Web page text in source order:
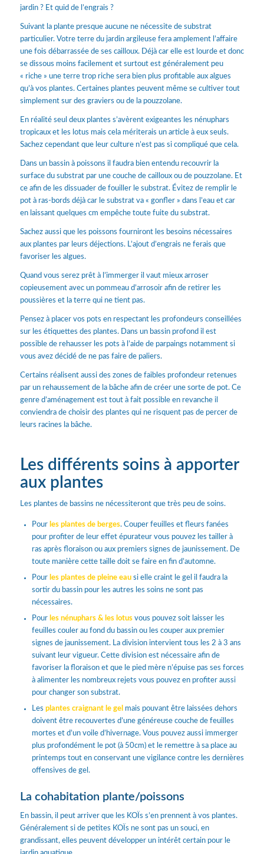
jardin ? Et quid de l’engrais ?
Suivant la plante presque aucune ne nécessite de substrat
particulier. Votre terre du jardin argileuse fera amplement l’affaire
une fois débarrassée de ses cailloux. Déjà car elle est lourde et donc
se dissous moins facilement et surtout est généralement peu
« riche » une terre trop riche sera bien plus profitable aux algues
qu’à vos plantes. Certaines plantes peuvent même se cultiver tout
simplement sur des graviers ou de la pouzzolane.
En réalité seul deux plantes s’avèrent exigeantes les nénuphars
tropicaux et les lotus mais cela mériterais un article à eux seuls.
Sachez cependant que leur culture n’est pas si compliqué que cela.
Dans un bassin à poissons il faudra bien entendu recouvrir la
surface du substrat par une couche de cailloux ou de pouzzolane. Et
ce afin de les dissuader de fouiller le substrat. Évitez de remplir le
pot à ras-bords déjà car le substrat va « gonfler » dans l’eau et car
en laissant quelques cm empêche toute fuite du substrat.
Sachez aussi que les poissons fourniront les besoins nécessaires
aux plantes par leurs déjections. L’ajout d’engrais ne ferais que
favoriser les algues.
Quand vous serez prêt à l’immerger il vaut mieux arroser
copieusement avec un pommeau d’arrosoir afin de retirer les
poussières et la terre qui ne tient pas.
Pensez à placer vos pots en respectant les profondeurs conseillées
sur les étiquettes des plantes. Dans un bassin profond il est
possible de rehausser les pots à l’aide de parpaings notamment si
vous avez décidé de ne pas faire de paliers.
Certains réalisent aussi des zones de faibles profondeur retenues
par un rehaussement de la bâche afin de créer une sorte de pot. Ce
genre d’aménagement est tout à fait possible en revanche il
conviendra de choisir des plantes qui ne risquent pas de percer de
leurs racines la bâche.
Les différents soins à apporter
aux plantes
Les plantes de bassins ne nécessiteront que très peu de soins.
Pour les plantes de berges. Couper feuilles et fleurs fanées
pour profiter de leur effet épurateur vous pouvez les tailler à
ras après floraison ou aux premiers signes de jaunissement. De
toute manière cette taille doit se faire en fin d’automne.
Pour les plantes de pleine eausi elle craint le gel il faudra la
sortir du bassin pour les autres les soins ne sont pas
nécessaires.
Pour les nénuphars & les lotusvous pouvez soit laisser les
feuilles couler au fond du bassin ou les couper aux premier
signes de jaunissement. La division intervient tous les 2 à 3 ans
suivant leur vigueur. Cette division est nécessaire afin de
favoriser la floraison et que le pied mère n’épuise pas ses forces
à alimenter les nombreux rejets vous pouvez en profiter aussi
pour changer son substrat.
Les plantes craignant le gel mais pouvant être laissées dehors
doivent être recouvertes d’une généreuse couche de feuilles
mortes et d’un voile d’hivernage. Vous pouvez aussi immerger
plus profondément le pot (à 50cm) et le remettre à sa place au
printemps tout en conservant une vigilance contre les dernières
offensives de gel.
La cohabitation plante/poissons
En bassin, il peut arriver que les KOÏs s’en prennent à vos plantes.
Généralement si de petites KOÏs ne sont pas un souci, en
grandissant, elles peuvent développer un intérêt certain pour le